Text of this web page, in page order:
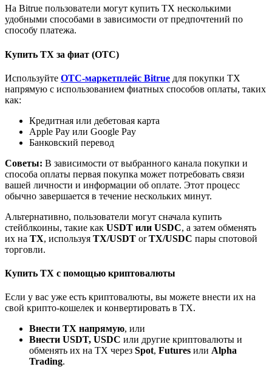
Bitrue Партнеры
Партнеры Bitrue
До 65% комиссии!
Реферал
На Bitrue пользователи могут купить TX несколькими
удобными способами в зависимости от предпочтений по
способу платежа.
Купить TX за фиат (OTC)
Используйте OTC-маркетплейс Bitrue для покупки TX
напрямую с использованием фиатных способов оплаты, таких
как:
Кредитная или дебетовая карта
Apple Pay или Google Pay
Банковский перевод
Советы: В зависимости от выбранного канала покупки и
способа оплаты первая покупка может потребовать связи
вашей личности и информации об оплате. Этот процесс
обычно завершается в течение нескольких минут.
Альтернативно, пользователи могут сначала купить
стейблкоины, такие как USDT или USDC, а затем обменять
их на TX, используя TX/USDT orTX/USDC пары спотовой
торговли.
Купить TX с помощью криптовалюты
Если у вас уже есть криптовалюты, вы можете внести их на
свой крипто-кошелек и конвертировать в TX.
Внести TX напрямую, или
Внести USDT, USDC или другие криптовалюты и
обменять их на TX через Spot, Futures или Alpha
Trading.